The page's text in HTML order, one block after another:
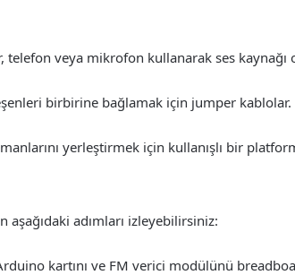
telefon veya mikrofon kullanarak ses
birbirine bağlamak için jumper kablolar.
yerleştirmek için kullanışlı bir
adımları izleyebilirsiniz:
kartını ve FM verici modülünü